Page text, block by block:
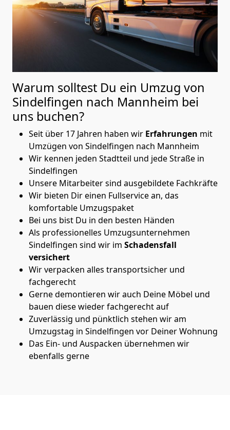
Warum solltest Du ein Umzug von
Sindelfingen nach Mannheim bei
uns buchen?
Seit über 17 Jahren haben wir Erfahrungen mit
Umzügen von Sindelfingen nach Mannheim
Wir kennen jeden Stadtteil und jede Straße in
Sindelfingen
Unsere Mitarbeiter sind ausgebildete Fachkräfte
Wir bieten Dir einen Fullservice an, das
komfortable Umzugspaket
Bei uns bist Du in den besten Händen
Als professionelles Umzugsunternehmen
Sindelfingen sind wir im Schadensfall
versichert
Wir verpacken alles transportsicher und
fachgerecht
Gerne demontieren wir auch Deine Möbel und
bauen diese wieder fachgerecht auf
Zuverlässig und pünktlich stehen wir am
Umzugstag in Sindelfingen vor Deiner Wohnung
Das Ein- und Auspacken übernehmen wir
ebenfalls gerne